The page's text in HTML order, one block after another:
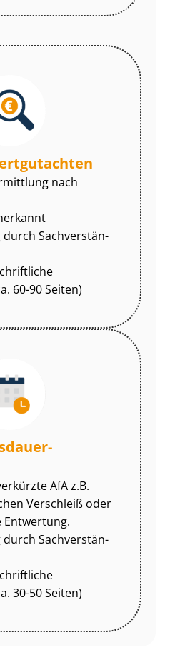
nach
durch Sach­ver­stän­
60-90 Seiten)
AfA z.B.
Verschleiß oder
durch Sach­ver­stän­
30-50 Seiten)